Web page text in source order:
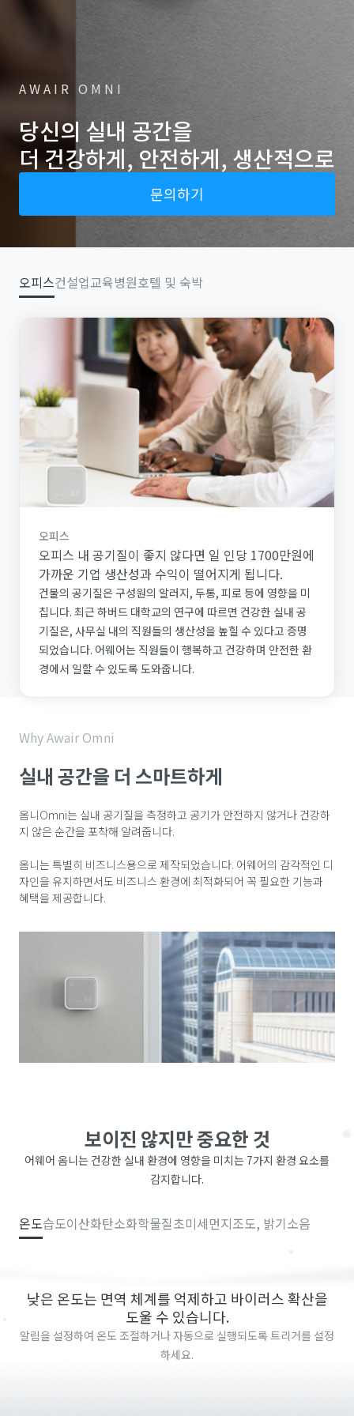
AWAIR OMNI
당신의 실내 공간을
더 건강하게, 안전하게, 생산적으로
문의하기
오피스건설업교육병원호텔 및 숙박
오피스
오피스 내 공기질이 좋지 않다면 일 인당 1700만원에
가까운 기업 생산성과 수익이 떨어지게 됩니다.
건물의 공기질은 구성원의 알러지, 두통, 피로 등에 영향을 미
칩니다. 최근 하버드 대학교의 연구에 따르면 건강한 실내 공
기질은, 사무실 내의 직원들의 생산성을 높힐 수 있다고 증명
되었습니다. 어웨어는 직원들이 행복하고 건강하며 안전한 환
경에서 일할 수 있도록 도와줍니다.
Why Awair Omni
실내 공간을 더 스마트하게
옴니Omni는 실내 공기질을 측정하고 공기가 안전하지 않거나 건강하
지 않은 순간을 포착해 알려줍니다.
옴니는 특별히 비즈니스용으로 제작되었습니다. 어웨어의 감각적인 디
자인을 유지하면서도 비즈니스 환경에 최적화되어 꼭 필요한 기능과
혜택을 제공합니다.
보이진 않지만 중요한 것
어웨어 옴니는 건강한 실내 환경에 영향을 미치는 7가지 환경 요소를
감지합니다.
온도습도이산화탄소화학물질초미세먼지조도, 밝기소음
낮은 온도는 면역 체계를 억제하고 바이러스 확산을
도울 수 있습니다.
알림을 설정하여 온도 조절하거나 자동으로 실행되도록 트리거를 설정
하세요.